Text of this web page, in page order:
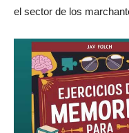
el sector de los